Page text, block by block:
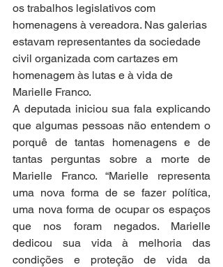
os trabalhos legislativos com
homenagens à vereadora. Nas galerias
estavam representantes da sociedade
civil organizada com cartazes em
homenagem às lutas e à vida de
Marielle Franco.
A deputada iniciou sua fala explicando
que algumas pessoas não entendem o
porquê de tantas homenagens e de
tantas perguntas sobre a morte de
Marielle Franco. “Marielle representa
uma nova forma de se fazer política,
uma nova forma de ocupar os espaços
que nos foram negados. Marielle
dedicou sua vida à melhoria das
condições e proteção de vida da